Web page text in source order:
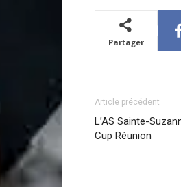
Partager
Article précédent
L’AS Sainte-
Cup Réunion